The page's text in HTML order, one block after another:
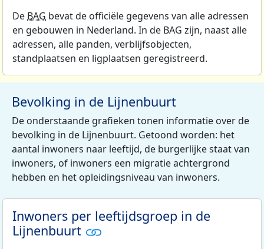
De BAG bevat de officiële gegevens van alle adressen
en gebouwen in Nederland. In de BAG zijn, naast alle
adressen, alle panden, verblijfsobjecten,
standplaatsen en ligplaatsen geregistreerd.
Bevolking in de Lijnenbuurt
De onderstaande grafieken tonen informatie over de
bevolking in de Lijnenbuurt. Getoond worden: het
aantal inwoners naar leeftijd, de burgerlijke staat van
inwoners, of inwoners een migratie achtergrond
hebben en het opleidingsniveau van inwoners.
Inwoners per leeftijdsgroep in de
Lijnenbuurt